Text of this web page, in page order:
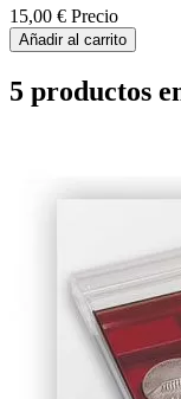
15,00 € Precio
Añadir al carrito
5 productos